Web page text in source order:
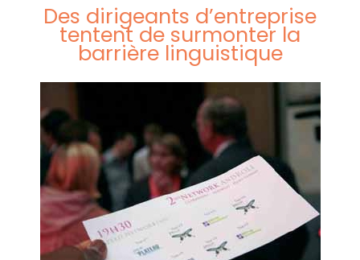
Des dirigeants d’entreprise
tentent de surmonter la
barrière linguistique